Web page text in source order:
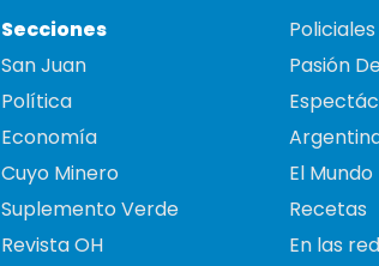
Secciones
San Juan
Política
Economía
Cuyo Minero
Suplemento Verde
Revista OH
Policiales
Pasión
El Mundo
Recetas
En las